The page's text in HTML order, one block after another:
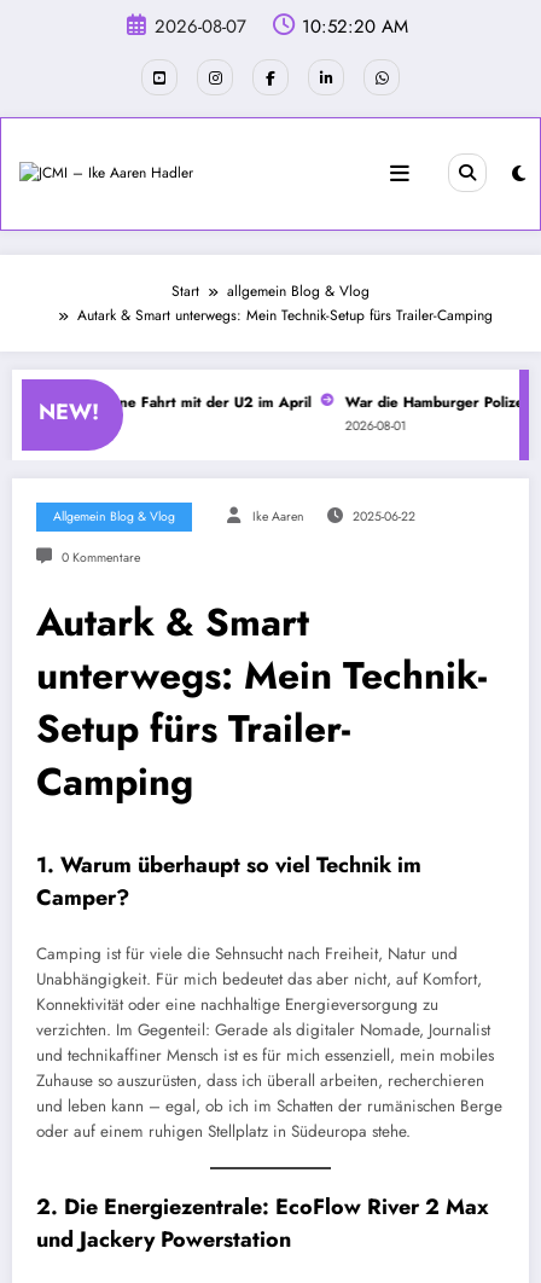
2026-08-07 10:52:20 AM
Start
allgemein Blog & Vlog
Autark & Smart unterwegs: Mein Technik-Setup fürs Trailer-Camping
NEW!
4 – Spontane Fahrt mit der U2 im April War die Hamburger Polizei
2026-08-01
Allgemein Blog & Vlog Ike Aaren 2025-06-22
0 Kommentare
Autark & Smart
unterwegs: Mein Technik-
Setup fürs Trailer-
Camping
1. Warum überhaupt so viel Technik im
Camper?
Camping ist für viele die Sehnsucht nach Freiheit, Natur und
Unabhängigkeit. Für mich bedeutet das aber nicht, auf Komfort,
Konnektivität oder eine nachhaltige Energieversorgung zu
verzichten. Im Gegenteil: Gerade als digitaler Nomade, Journalist
und technikaffiner Mensch ist es für mich essenziell, mein mobiles
Zuhause so auszurüsten, dass ich überall arbeiten, recherchieren
und leben kann – egal, ob ich im Schatten der rumänischen Berge
oder auf einem ruhigen Stellplatz in Südeuropa stehe.
2. Die Energiezentrale: EcoFlow River 2 Max
und Jackery Powerstation